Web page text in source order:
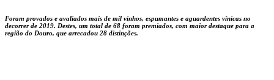
Foram provados e avaliados mais de mil vinhos, espumantes e aguardentes vínicas no
decorrer de 2019. Destes, um total de 68 foram premiados, com maior destaque para a
região do Douro, que arrecadou 28 distinções.